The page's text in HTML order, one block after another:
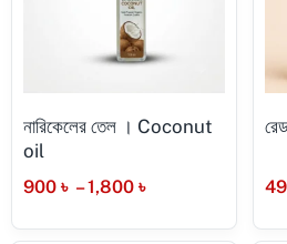
নারিকেলের তেল । Coconut
oil
900 ৳ – 1,800 ৳